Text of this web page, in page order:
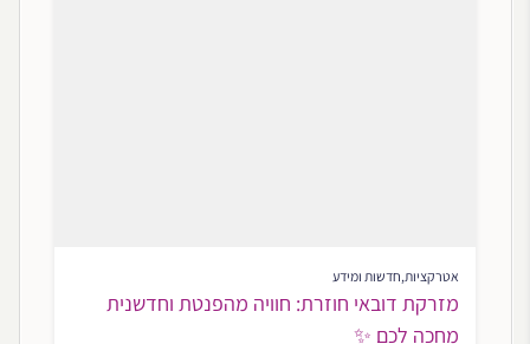
אטרקציות,חדשות ומידע
מזרקת דובאי חוזרת: חוויה מהפנטת וחדשנית
מחכה לכם ✨